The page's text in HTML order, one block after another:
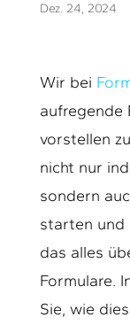
Dez. 24, 2024
Wir bei
aufregende
vorstellen
nicht nur
sondern
starten und
das alles
Formulare.
Sie, wie